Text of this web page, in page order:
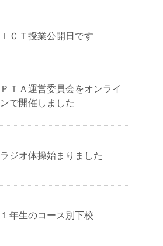
ＩＣＴ授業公開日です
ＰＴＡ運営委員会をオンライ
ンで開催しました
ラジオ体操始まりました
１年生のコース別下校